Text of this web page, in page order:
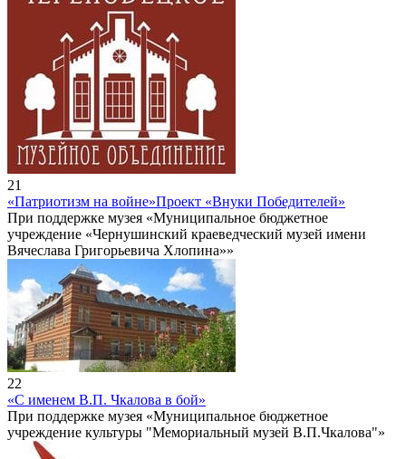
21
«Патриотизм на войне»Проект «Внуки Победителей»
При поддержке музея «Муниципальное бюджетное
учреждение «Чернушинский краеведческий музей имени
Вячеслава Григорьевича Хлопина»»
22
«С именем В.П. Чкалова в бой»
При поддержке музея «Муниципальное бюджетное
учреждение культуры "Мемориальный музей В.П.Чкалова"»